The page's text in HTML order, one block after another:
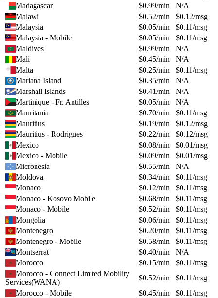
Madagascar
$0.99/min
N/A
Malawi
$0.52/min $0.12/msg
Malaysia
$0.05/min $0.11/msg
Malaysia - Mobile
$0.05/min $0.11/msg
Maldives
$0.99/min
N/A
Mali
$0.45/min
N/A
Malta
$0.25/min $0.11/msg
Mariana Island
$0.35/min
N/A
Marshall Islands
$0.41/min
N/A
Martinique - Fr. Antilles
$0.05/min
N/A
Mauritania
$0.70/min $0.11/msg
Mauritius
$0.19/min $0.12/msg
Mauritius - Rodrigues
$0.22/min $0.12/msg
Mexico
$0.08/min $0.01/msg
Mexico - Mobile
$0.09/min $0.01/msg
Micronesia
$0.55/min
N/A
Moldova
$0.34/min $0.11/msg
Monaco
$0.12/min $0.11/msg
Monaco - Kosovo Mobile
$0.68/min $0.11/msg
Monaco - Mobile
$0.52/min $0.11/msg
Mongolia
$0.06/min $0.11/msg
Montenegro
$0.20/min $0.11/msg
Montenegro - Mobile
$0.58/min $0.11/msg
Montserrat
$0.40/min
N/A
Morocco
$0.15/min $0.11/msg
Morocco - Connect Limited Mobility
Services(WANA)
$0.52/min $0.11/msg
Morocco - Mobile
$0.45/min $0.11/msg